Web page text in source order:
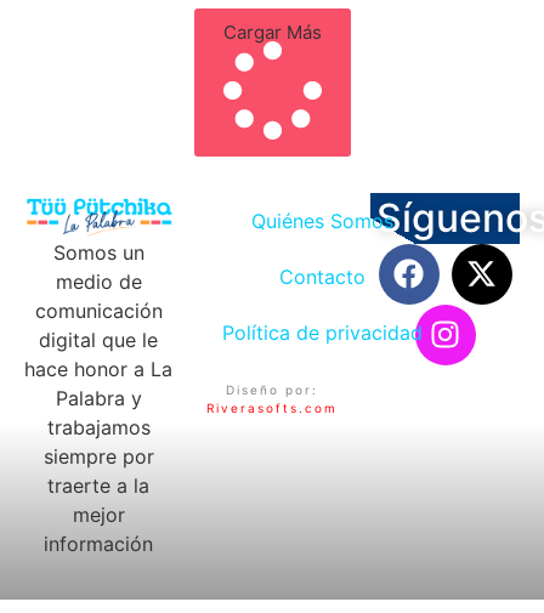
Cargar Más
Somos un
medio de
comunicación
digital que le
hace honor a La
Palabra y
trabajamos
siempre por
traerte a la
mejor
información
Quiénes Somos
Contacto
Política de privacidad
Diseño por:
Riverasofts.com